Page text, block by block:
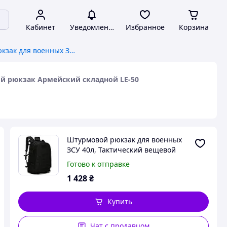
Кабинет Уведомления Избранное Корзина
Штурмовой рюкзак для военных ЗСУ 40л, Тактический вещевой военный рюкзак Армейский складной LE-50
рюкзак Армейский складной LE-50
Штурмовой рюкзак для военных
ЗСУ 40л, Тактический вещевой
военный рюкзак Армейский
складной LE-50
Готово к отправке
1 428₴
Купить